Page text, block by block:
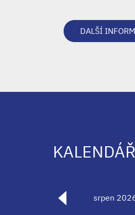
DALŠÍ
srpen